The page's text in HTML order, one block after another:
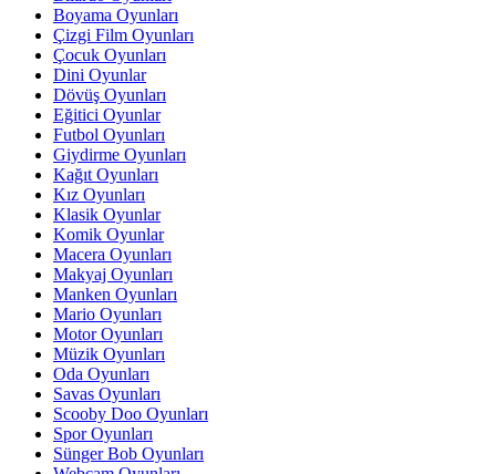
Boyama Oyunları
Çizgi Film Oyunları
Çocuk Oyunları
Dini Oyunlar
Dövüş Oyunları
Eğitici Oyunlar
Futbol Oyunları
Giydirme Oyunları
Kağıt Oyunları
Kız Oyunları
Klasik Oyunlar
Komik Oyunlar
Macera Oyunları
Makyaj Oyunları
Manken Oyunları
Mario Oyunları
Motor Oyunları
Müzik Oyunları
Oda Oyunları
Savas Oyunları
Scooby Doo Oyunları
Spor Oyunları
Sünger Bob Oyunları